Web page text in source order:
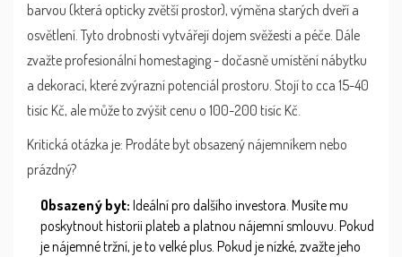
barvou (která opticky zvětší prostor), výměna starých dveří a
osvětlení. Tyto drobnosti vytvářejí dojem svěžesti a péče. Dále
zvažte profesionální homestaging - dočasně umístění nábytku
a dekorací, které zvýrazní potenciál prostoru. Stojí to cca 15-40
tisíc Kč, ale může to zvýšit cenu o 100-200 tisíc Kč.
Kritická otázka je: Prodáte byt obsazený nájemníkem nebo
prázdný?
Obsazený byt: Ideální pro dalšího investora. Musíte mu
poskytnout historii plateb a platnou nájemní smlouvu. Pokud
je nájemné tržní, je to velké plus. Pokud je nízké, zvažte jeho